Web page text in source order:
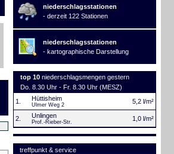
niederschlagsstationen
- derzeit 122 Stationen
niederschlagsstationen
- kartographische Darstellung
top 10 niederschlagsmengen gestern
Do. 8.30 Uhr - Fr. 8.30 Uhr (MESZ)
1.
Hüttisheim
Ulmer Weg 2 5,2 l/m²
2. Unlingen
Prof.-Rieber-Str. 1,0 l/m²
treffpunkt & service